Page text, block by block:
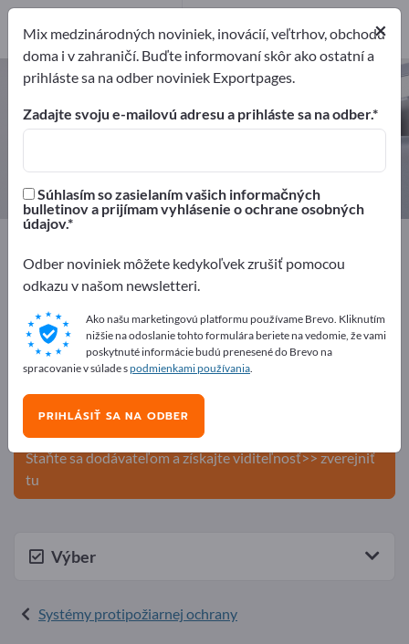
Protipožiarne dosky – nájdite
výrobcov a dodávateľov
2
Systémy protipožiarnej ochrany
Protipožiarne dosky
Inzerujte zadarmo na Exportpages!
Potreby – Ponuky – Použité tovary – Obchodné
kontakty >> začnite tu
Zverejnite svoju spoločnosť a svoje
produkty na Exportpages.
Staňte sa dodávateľom a získajte viditeľnosť>> zverejniť
tu
Výber
Systémy protipožiarnej ochrany
×
Mix medzinárodných noviniek, inovácií, veľtrhov, obchodu
doma i v zahraničí. Buďte informovaní skôr ako ostatní a
prihláste sa na odber noviniek Exportpages.
Zadajte svoju e-mailovú adresu a prihláste sa na odber.
Súhlasím so zasielaním vašich informačných
bulletinov a prijímam vyhlásenie o ochrane osobných
údajov.
Odber noviniek môžete kedykoľvek zrušiť pomocou
odkazu v našom newsletteri.
Ako našu marketingovú platformu používame Brevo. Kliknutím
nižšie na odoslanie tohto formulára beriete na vedomie, že vami
poskytnuté informácie budú prenesené do Brevo na
spracovanie v súlade spodmienkami používania.
PRIHLÁSIŤ SA NA ODBER